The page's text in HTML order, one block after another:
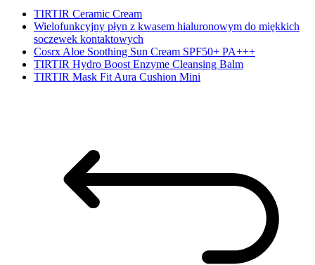
TIRTIR Ceramic Cream
Wielofunkcyjny płyn z kwasem hialuronowym do miękkich
soczewek kontaktowych
Cosrx Aloe Soothing Sun Cream SPF50+ PA+++
TIRTIR Hydro Boost Enzyme Cleansing Balm
TIRTIR Mask Fit Aura Cushion Mini